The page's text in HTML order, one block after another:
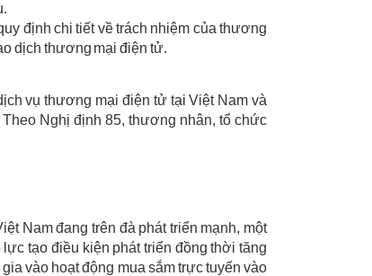
định chi tiết về trách nhiệm của thương
dịch thương mại điện tử.
vụ thương mại điện tử tại Việt Nam và
Nghị định 85, thương nhân, tổ chức
Nam đang trên đà phát triển mạnh, một
tạo điều kiện phát triển đồng thời tăng
vào hoạt động mua sắm trực tuyến vào